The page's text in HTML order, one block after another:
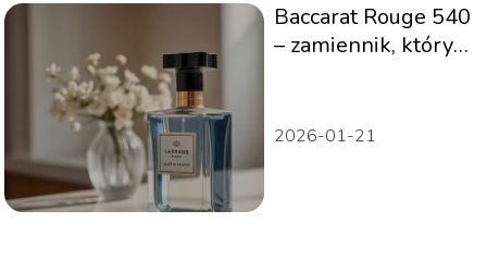
Baccarat Rouge 540
– zamiennik, który
2026-01-21